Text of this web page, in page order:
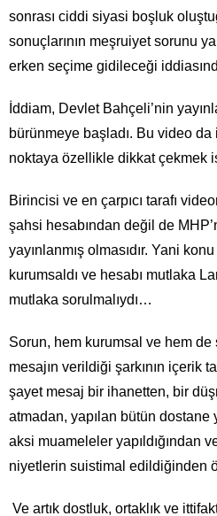
sonrası ciddi siyasi boşluk
sonuçlarının meşruiyet sorunu
erken seçime gidileceği
İddiam, Devlet Bahçeli’nin
bürünmeye başladı. Bu video
noktaya özellikle dikkat çekmek
Birincisi ve en çarpıcı tarafı
şahsi hesabından değil de
yayınlanmış olmasıdır. Yani
kurumsaldı ve hesabı mutlaka
mutlaka sorulmalıydı…
Sorun, hem kurumsal ve hem
mesajın verildiği şarkının içerik
şayet mesaj bir ihanetten, bir
atmadan, yapılan bütün dostane
aksi muameleler yapıldığından
niyetlerin suistimal edildiğinden
Ve artık dostluk, ortaklık ve